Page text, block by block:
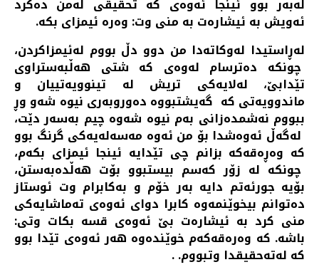
له‌به‌ر بوو ئینجا ئه‌وه‌ی كه‌ تحقیقی له‌من ده‌كرد
ئه‌ویش به‌ ئیشاره‌ت به‌ منی وت: وه‌ره‌ ئیمزای بكه‌.
له‌ڕاستیدا له‌وكاته‌دا من دوو دڵ بووم له‌ئیمزاكردن،
چونكه‌ ده‌ترسام له‌وه‌ی كه‌ شتی هه‌ڵبه‌ستراوی
تێدابێ، له‌لایه‌كی تریش له‌ تینوویه‌تییان و
ماندوویه‌تی كه‌ گه‌یشتبووه‌ ده‌وروبه‌ری نیوه‌ شه‌و‌ وڕ
ببووم نه‌شمده‌زانی به‌م نیوه‌ شه‌وه‌ چیم به‌سه‌ر دێت،
له‌گه‌ڵ ئه‌وه‌شدا بۆ من ئه‌وه‌ مه‌سه‌له‌یه‌كی گرنگ بوو
كه‌ وه‌ڕه‌قه‌كه‌ بزانم چی تێدایه‌ ئینجا ئیمزای بكه‌م،
چونكه‌‌ له‌ زۆر كه‌سم بیستبوو بۆت هه‌ڵده‌به‌ستن،
بۆیه‌ جورئه‌تم دایه‌ به‌ر خۆم و به‌كابرام وت ئوستاز
ده‌توانم بیخوێنمه‌وه‌ كابرا دوای ئه‌وه‌ی ته‌ماشایه‌كی
منی كرد به‌ ئیشاره‌ت بێ ئه‌وه‌ی قسه‌ بكات وتی:
باشه‌. كه‌ وه‌ره‌قه‌كه‌م خوێنده‌وه‌ هه‌ر ئه‌وه‌ی تێدا بوو
كه‌ له‌ته‌حقیقدا وتبووم. .